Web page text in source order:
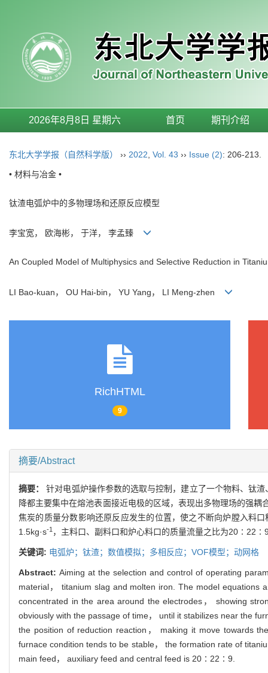
2026年8月8日 星期六 首页 期刊介绍
东北大学学报（自然科学版） ›› 2022 Vol. 43 ›› Issue (2): 206-213.
• 材料与冶金 •
钛渣电弧炉中的多物理场和还原反应模型
李宝宽， 欧海彬， 于洋， 李孟臻
An Coupled Model of Multiphysics and Selective Reduction in
LI Bao-kuan， OU Hai-bin， YU Yang， LI Meng-zhen
RichHTML
9
摘要/Abstract
摘要：针对电弧炉操作参数的选取与控制，建立了一个物料、钛
降都主要集中在熔池表面接近电极的区域，表现出多物理场的强
焦炭的质量分数影响还原反应发生的位置，使之不断向炉膛入料
1.5kg·s-1 ，主料口、副料口和炉心料口的质量流量之比为
关键词: 电弧炉；钛渣；数值模拟；多相反应；VOF模型；动网格
Abstract:Aiming at the selection and control of operating
material， titanium slag and molten iron. The model
concentrated in the area around the electrodes， showing
obviously with the passage of time， until it stabilizes near the
the position of reduction reaction， making it move towards
furnace condition tends to be stable， the formation rate of
main feed， auxiliary feed and central feed is 20∶22∶9.